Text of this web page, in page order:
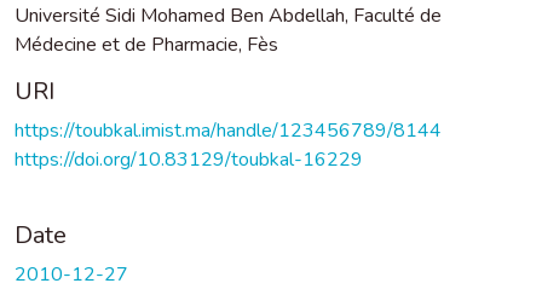
Université Sidi Mohamed Ben Abdellah, Faculté de
Médecine et de Pharmacie, Fès
URI
https://toubkal.imist.ma/handle/123456789/8144
https://doi.org/10.83129/toubkal-16229
Date
2010-12-27